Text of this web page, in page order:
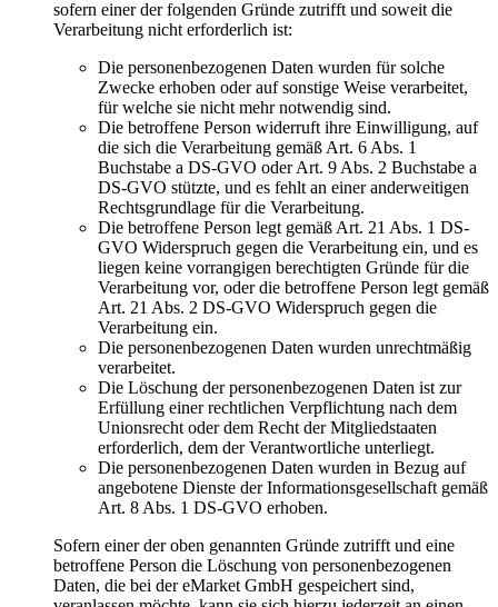
sofern einer der folgenden Gründe zutrifft und soweit die
Verarbeitung nicht erforderlich ist:
Die personenbezogenen Daten wurden für solche
Zwecke erhoben oder auf sonstige Weise verarbeitet,
für welche sie nicht mehr notwendig sind.
Die betroffene Person widerruft ihre Einwilligung, auf
die sich die Verarbeitung gemäß Art. 6 Abs. 1
Buchstabe a DS-GVO oder Art. 9 Abs. 2 Buchstabe a
DS-GVO stützte, und es fehlt an einer anderweitigen
Rechtsgrundlage für die Verarbeitung.
Die betroffene Person legt gemäß Art. 21 Abs. 1 DS-
GVO Widerspruch gegen die Verarbeitung ein, und es
liegen keine vorrangigen berechtigten Gründe für die
Verarbeitung vor, oder die betroffene Person legt gemäß
Art. 21 Abs. 2 DS-GVO Widerspruch gegen die
Verarbeitung ein.
Die personenbezogenen Daten wurden unrechtmäßig
verarbeitet.
Die Löschung der personenbezogenen Daten ist zur
Erfüllung einer rechtlichen Verpflichtung nach dem
Unionsrecht oder dem Recht der Mitgliedstaaten
erforderlich, dem der Verantwortliche unterliegt.
Die personenbezogenen Daten wurden in Bezug auf
angebotene Dienste der Informationsgesellschaft gemäß
Art. 8 Abs. 1 DS-GVO erhoben.
Sofern einer der oben genannten Gründe zutrifft und eine
betroffene Person die Löschung von personenbezogenen
Daten, die bei der eMarket GmbH gespeichert sind,